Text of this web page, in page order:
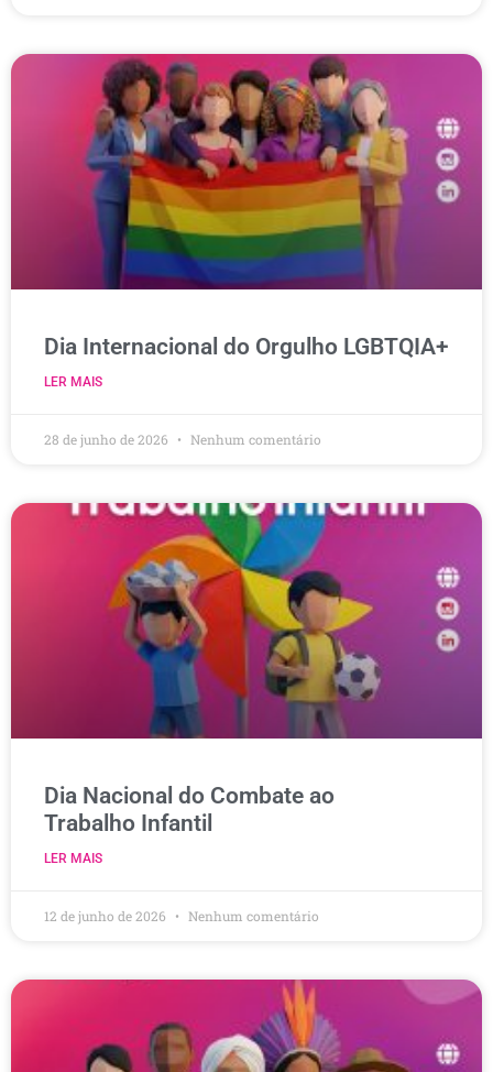
Dia Internacional do Orgulho LGBTQIA+
LER MAIS
28 de junho de 2026 Nenhum comentário
Dia Nacional do Combate ao
Trabalho Infantil
LER MAIS
12 de junho de 2026 Nenhum comentário